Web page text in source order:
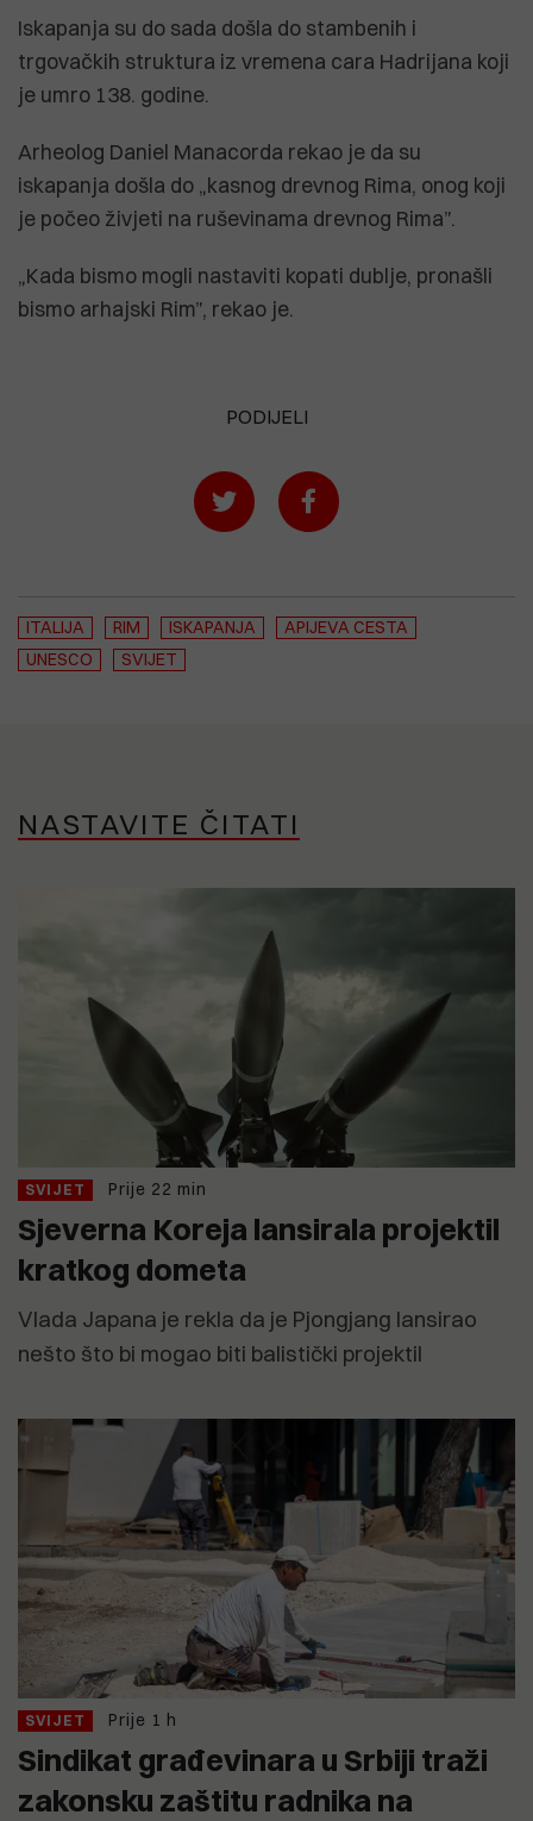
Iskapanja su do sada došla do stambenih i
trgovačkih struktura iz vremena cara Hadrijana koji
je umro 138. godine.
Arheolog Daniel Manacorda rekao je da su
iskapanja došla do „kasnog drevnog Rima, onog koji
je počeo živjeti na ruševinama drevnog Rima”.
„Kada bismo mogli nastaviti kopati dublje, pronašli
bismo arhajski Rim”, rekao je.
PODIJELI
ITALIJA RIM ISKAPANJA
APIJEVA CESTA
UNESCO
SVIJET
NASTAVITE ČITATI
SVIJET Prije 22 min
Sjeverna Koreja lansirala projektil
kratkog dometa
Vlada Japana je rekla da je Pjongjang lansirao
nešto što bi mogao biti balistički projektil
SVIJET Prije 1 h
Sindikat građevinara u Srbiji traži
zakonsku zaštitu radnika na